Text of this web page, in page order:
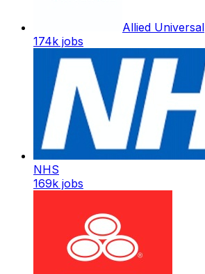
Allied Universal
174k jobs
NHS
169k jobs